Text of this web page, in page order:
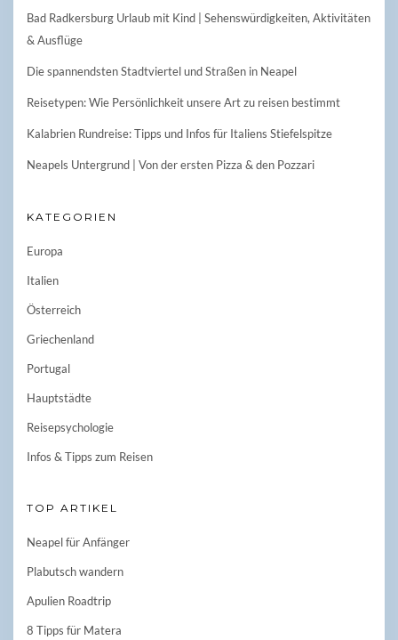
Bad Radkersburg Urlaub mit Kind | Sehenswürdigkeiten, Aktivitäten
& Ausflüge
Die spannendsten Stadtviertel und Straßen in Neapel
Reisetypen: Wie Persönlichkeit unsere Art zu reisen bestimmt
Kalabrien Rundreise: Tipps und Infos für Italiens Stiefelspitze
Neapels Untergrund | Von der ersten Pizza & den Pozzari
KATEGORIEN
Europa
Italien
Österreich
Griechenland
Portugal
Hauptstädte
Reisepsychologie
Infos & Tipps zum Reisen
TOP ARTIKEL
Neapel für Anfänger
Plabutsch wandern
Apulien Roadtrip
8 Tipps für Matera